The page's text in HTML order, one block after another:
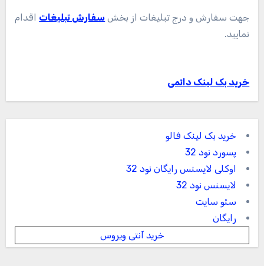
جهت سفارش و درج تبلیغات از بخش سفارش تبلیغات اقدام
نمایید.
خرید بک لینک دائمی
خرید بک لینک فالو
پسورد نود 32
اوکلی لایسنس رایگان نود 32
لایسنس نود 32
سئو سایت
رایگان
خرید آنتی ویروس